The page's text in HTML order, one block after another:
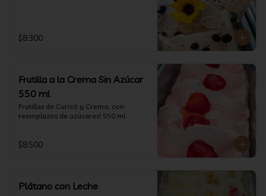
$8.300
Frutilla a la Crema Sin Azúcar
550 ml
Frutillas de Curicó y Crema, con
reemplazos de azúcares! 550 ml
$8.500
Plátano con Leche